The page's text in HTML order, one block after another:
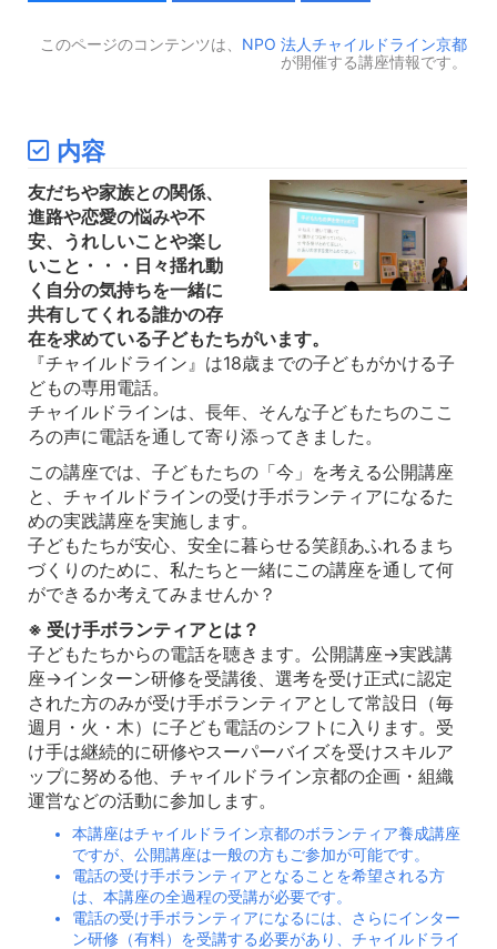
このページのコンテンツは、 NPO 法人チャイルドライン京都
が開催する講座情報です。
内容
友だちや家族との関係、
進路や恋愛の悩みや不
安、うれしいことや楽し
いこと・・・日々揺れ動
く自分の気持ちを一緒に
共有してくれる誰かの存
在を求めている子どもたちがいます。
『チャイルドライン』は18歳までの子どもがかける子
どもの専用電話。
チャイルドラインは、長年、そんな子どもたちのここ
ろの声に電話を通して寄り添ってきました。
この講座では、子どもたちの「今」を考える公開講座
と、チャイルドラインの受け手ボランティアになるた
めの実践講座を実施します。
子どもたちが安心、安全に暮らせる笑顔あふれるまち
づくりのために、私たちと一緒にこの講座を通して何
ができるか考えてみませんか？
※ 受け手ボランティアとは？
子どもたちからの電話を聴きます。公開講座→実践講
座→インターン研修を受講後、選考を受け正式に認定
された方のみが受け手ボランティアとして常設日（毎
週月・火・木）に子ども電話のシフトに入ります。受
け手は継続的に研修やスーパーバイズを受けスキルア
ップに努める他、チャイルドライン京都の企画・組織
運営などの活動に参加します。
本講座はチャイルドライン京都のボランティア養成講座
ですが、公開講座は一般の方もご参加が可能です。
電話の受け手ボランティアとなることを希望される方
は、本講座の全過程の受講が必要です。
電話の受け手ボランティアになるには、さらにインター
ン研修（有料）を受講する必要があり、チャイルドライ